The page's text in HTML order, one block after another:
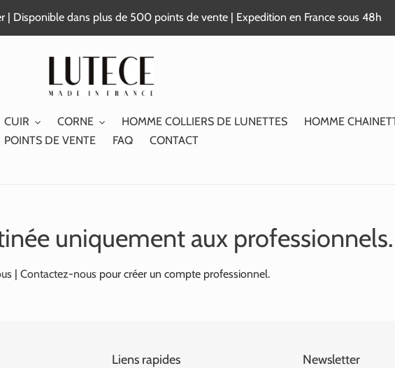
| Disponible dans plus de 500 points de vente | Expedition en France sous 48h
CUIR CORNE HOMME COLLIERS DE LUNETTES HOMME
POINTS DE VENTE
FAQ CONTACT
uniquement aux professionnels.
| Contactez-nous pour créer un compte professionnel.
Liens rapides Newsletter